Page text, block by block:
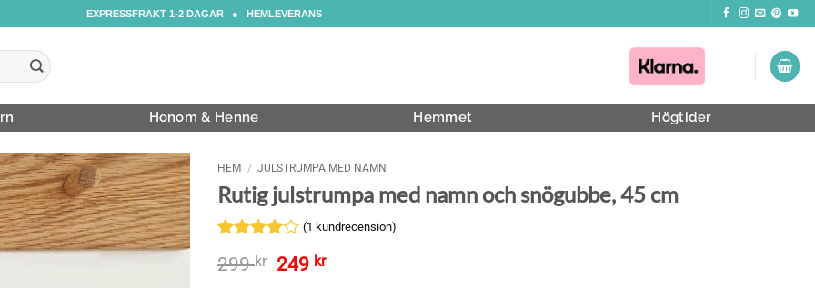
EXPRESSFRAKT 1-2 DAGAR ● HEMLEVERANS
Honom & Henne Hemmet Högtider
HEM / JULSTRUMPA MED NAMN
Rutig julstrumpa med namn och snögubbe, 45 cm
4av 5
(1 kundrecension)
299kr
Det
249 krDet